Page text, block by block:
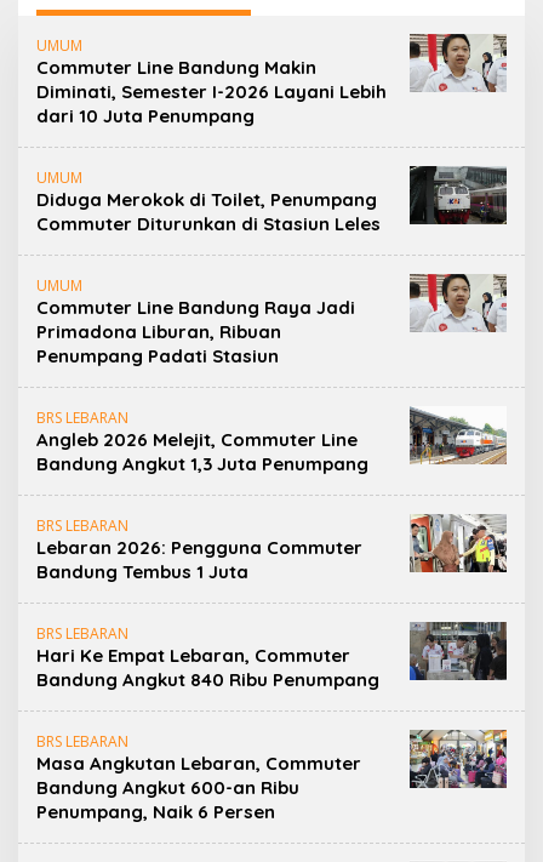
UMUM
Commuter Line Bandung Makin
Diminati, Semester I-2026 Layani Lebih
dari 10 Juta Penumpang
UMUM
Diduga Merokok di Toilet, Penumpang
Commuter Diturunkan di Stasiun Leles
UMUM
Commuter Line Bandung Raya Jadi
Primadona Liburan, Ribuan
Penumpang Padati Stasiun
BRS LEBARAN
Angleb 2026 Melejit, Commuter Line
Bandung Angkut 1,3 Juta Penumpang
BRS LEBARAN
Lebaran 2026: Pengguna Commuter
Bandung Tembus 1 Juta
BRS LEBARAN
Hari Ke Empat Lebaran, Commuter
Bandung Angkut 840 Ribu Penumpang
BRS LEBARAN
Masa Angkutan Lebaran, Commuter
Bandung Angkut 600-an Ribu
Penumpang, Naik 6 Persen